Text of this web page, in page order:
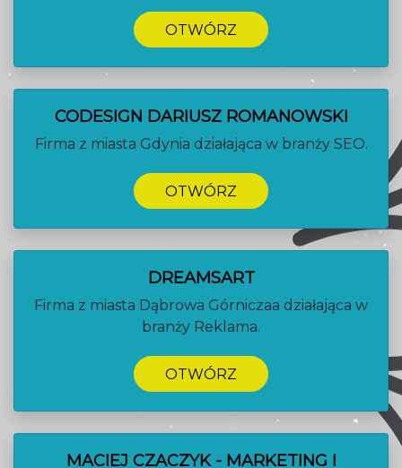
OTWÓRZ
CODESIGN DARIUSZ ROMANOWSKI
Firma z miasta Gdynia działająca w branży SEO.
OTWÓRZ
DREAMSART
Firma z miasta Dąbrowa Górniczaa działająca w
branży Reklama.
OTWÓRZ
MACIEJ CZACZYK - MARKETING I